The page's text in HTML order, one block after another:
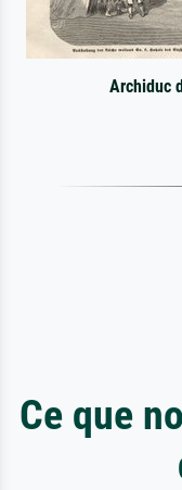
Archiduc
Ce que